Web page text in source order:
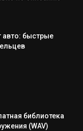
авто: быстрые
библиотека
(WAV)